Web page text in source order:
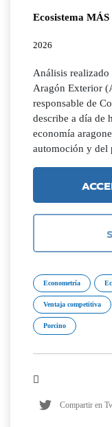
Ecosistema MÁS
2026
Análisis realizado
Aragón Exterior
responsable de
describe a día de
economía
automoción y del
Econometría
Ventaja competitiva
Porcino
Compartir en